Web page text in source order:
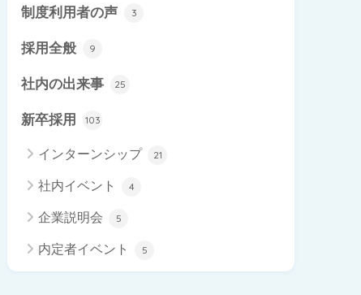
制度利用者の声 3
採用全般 9
社内の出来事 25
新卒採用 103
インターンシップ 21
社内イベント 4
企業説明会 5
内定者イベント 5